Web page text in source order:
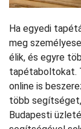
Ha egyedi
meg
élik, és egyre
tapétaboltokat.
online is
több
Budapesti